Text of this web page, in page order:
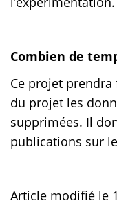
Combien de
Ce projet prendra
du projet les
supprimées. Il
publications sur
Article modifié le